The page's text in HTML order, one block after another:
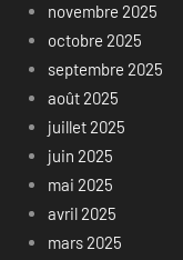
novembre 2025
octobre 2025
septembre 2025
août 2025
juillet 2025
juin 2025
mai 2025
avril 2025
mars 2025